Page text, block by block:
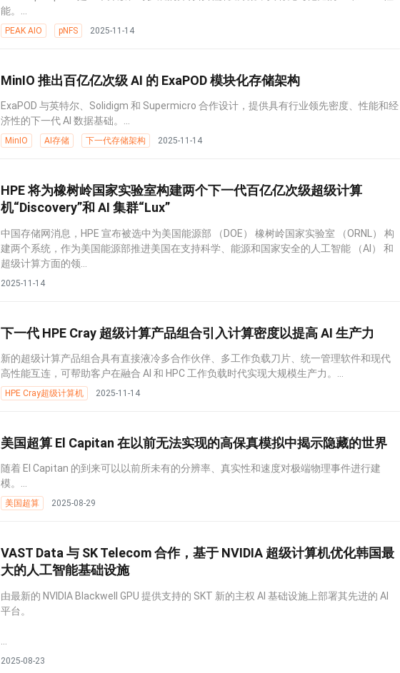
能。...
PEAK AIO pNFS 2025-11-14
MinIO 推出百亿亿次级 AI 的 ExaPOD 模块化存储架构
ExaPOD 与英特尔、Solidigm 和 Supermicro 合作设计，提供具有行业领先密度、性能和经
济性的下一代 AI 数据基础。...
MinIO AI存储 下一代存储架构 2025-11-14
HPE 将为橡树岭国家实验室构建两个下一代百亿亿次级超级计算
机“Discovery”和 AI 集群“Lux”
中国存储网消息，HPE 宣布被选中为美国能源部 （DOE） 橡树岭国家实验室 （ORNL） 构
建两个系统，作为美国能源部推进美国在支持科学、能源和国家安全的人工智能 （AI） 和
超级计算方面的领...
2025-11-14
下一代 HPE Cray 超级计算产品组合引入计算密度以提高 AI 生产力
新的超级计算产品组合具有直接液冷多合作伙伴、多工作负载刀片、统一管理软件和现代
高性能互连，可帮助客户在融合 AI 和 HPC 工作负载时代实现大规模生产力。...
HPE Cray超级计算机 2025-11-14
美国超算 El Capitan 在以前无法实现的高保真模拟中揭示隐藏的世界
随着 El Capitan 的到来可以以前所未有的分辨率、真实性和速度对极端物理事件进行建
模。...
美国超算 2025-08-29
VAST Data 与 SK Telecom 合作，基于 NVIDIA 超级计算机优化韩国最
大的人工智能基础设施
由最新的 NVIDIA Blackwell GPU 提供支持的 SKT 新的主权 AI 基础设施上部署其先进的 AI
平台。
2025-08-23